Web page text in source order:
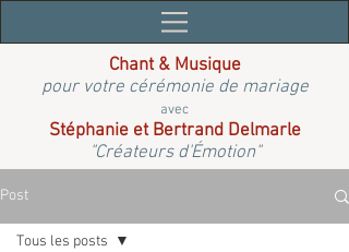
Chant & Musique
pour votre cérémonie de mariage
avec
Stéphanie et Bertrand Delmarle
"Créateurs d'Émotion"
Post
Tous les posts